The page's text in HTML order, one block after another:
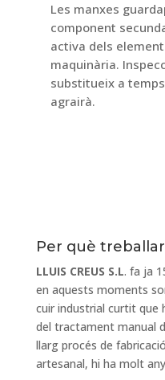
Les manxes
component
activa dels
maquinària.
substitueix a
agrairà.
Per què
LLUIS CREUS S.L. fa ja
en aquests moments
cuir industrial curtit que
del tractament manual
llarg procés de
artesanal, hi ha molt